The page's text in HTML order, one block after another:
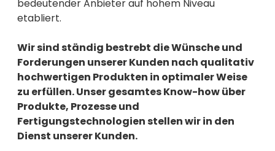
bedeutender Anbieter auf hohem Niveau
etabliert.
Wir sind ständig bestrebt die Wünsche und
Forderungen unserer Kunden nach qualitativ
hochwertigen Produkten in optimaler Weise
zu erfüllen. Unser gesamtes Know-how über
Produkte, Prozesse und
Fertigungstechnologien stellen wir in den
Dienst unserer Kunden.